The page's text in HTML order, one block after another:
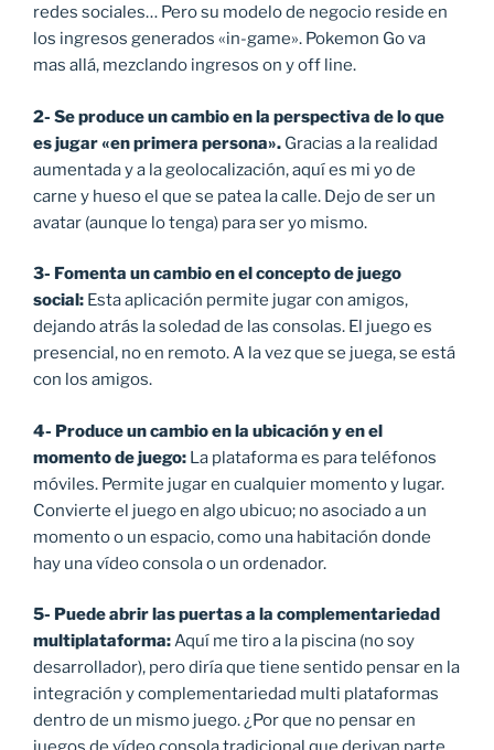
redes sociales… Pero su modelo de negocio reside en
los ingresos generados «in-game». Pokemon Go va
mas allá, mezclando ingresos on y off line.
2- Se produce un cambio en la perspectiva de lo que
es jugar «en primera persona». Gracias a la realidad
aumentada y a la geolocalización, aquí es mi yo de
carne y hueso el que se patea la calle. Dejo de ser un
avatar (aunque lo tenga) para ser yo mismo.
3- Fomenta un cambio en el concepto de juego
social: Esta aplicación permite jugar con amigos,
dejando atrás la soledad de las consolas. El juego es
presencial, no en remoto. A la vez que se juega, se está
con los amigos.
4- Produce un cambio en la ubicación y en el
momento de juego: La plataforma es para teléfonos
móviles. Permite jugar en cualquier momento y lugar.
Convierte el juego en algo ubicuo; no asociado a un
momento o un espacio, como una habitación donde
hay una vídeo consola o un ordenador.
5- Puede abrir las puertas a la complementariedad
multiplataforma:Aquí me tiro a la piscina (no soy
desarrollador), pero diría que tiene sentido pensar en la
integración y complementariedad multi plataformas
dentro de un mismo juego. ¿Por que no pensar en